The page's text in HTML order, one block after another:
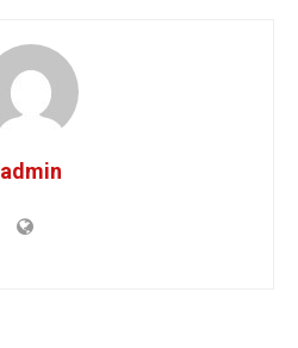
admin